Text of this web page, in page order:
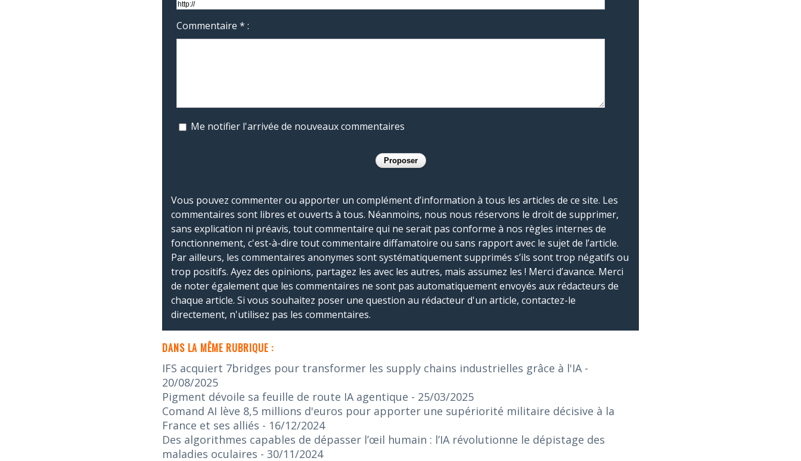
Commentaire * :
Me notifier l'arrivée de nouveaux commentaires
Vous pouvez commenter ou apporter un complément d’information à tous les articles de ce site. Les
commentaires sont libres et ouverts à tous. Néanmoins, nous nous réservons le droit de supprimer,
sans explication ni préavis, tout commentaire qui ne serait pas conforme à nos règles internes de
fonctionnement, c'est-à-dire tout commentaire diffamatoire ou sans rapport avec le sujet de l’article.
Par ailleurs, les commentaires anonymes sont systématiquement supprimés s’ils sont trop négatifs ou
trop positifs. Ayez des opinions, partagez les avec les autres, mais assumez les ! Merci d’avance. Merci
de noter également que les commentaires ne sont pas automatiquement envoyés aux rédacteurs de
chaque article. Si vous souhaitez poser une question au rédacteur d'un article, contactez-le
directement, n'utilisez pas les commentaires.
DANS LA MÊME RUBRIQUE :
IFS acquiert 7bridges pour transformer les supply chains industrielles grâce à l'IA -
20/08/2025
Pigment dévoile sa feuille de route IA agentique - 25/03/2025
Comand AI lève 8,5 millions d'euros pour apporter une supériorité militaire décisive à la
France et ses alliés - 16/12/2024
Des algorithmes capables de dépasser l’œil humain : l’IA révolutionne le dépistage des
maladies oculaires - 30/11/2024